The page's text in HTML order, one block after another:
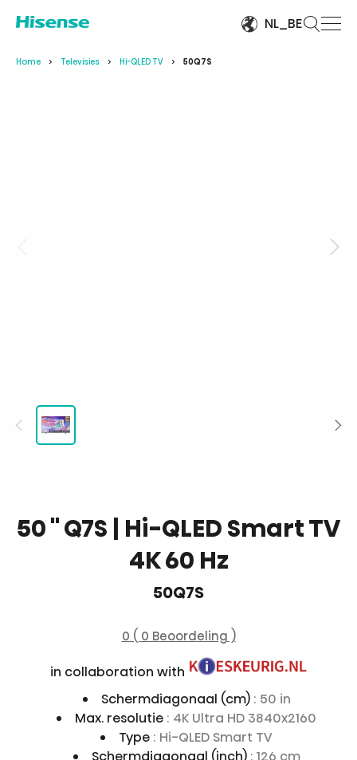
NL_BE
Home Televisies Hi-QLED TV 50Q7S
50 '' Q7S | Hi-QLED Smart TV
4K 60 Hz
50Q7S
0 ( 0 Beoordeling )
in collaboration with
Schermdiagonaal (cm) : 50 in
Max. resolutie : 4K Ultra HD 3840x2160
Type : Hi-QLED Smart TV
Schermdiagonaal (inch) : 126 cm